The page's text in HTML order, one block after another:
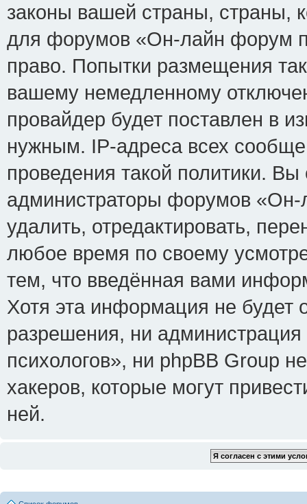
законы вашей страны, страны,
для форумов «Он-лайн форум
право. Попытки размещения
вашему немедленному
провайдер будет поставлен в
нужным. IP-адреса всех
проведения такой политики.
администраторы форумов
удалить, отредактировать,
любое время по своему
тем, что введённая вами
Хотя эта информация не будет
разрешения, ни
психологов», ни phpBB Group
хакеров, которые могут
ней.